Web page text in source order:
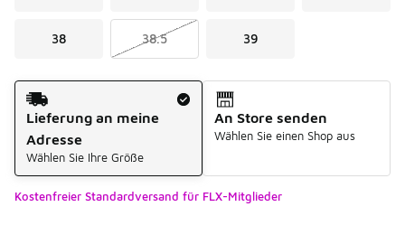
38 38.5 39
Versandart
Lieferung an meine
Adresse
Wählen Sie Ihre Größe
An Store senden
Wählen Sie einen Shop aus
Kostenfreier Standardversand für FLX-Mitglieder